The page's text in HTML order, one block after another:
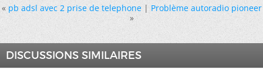
« pb adsl avec 2 prise de telephone|Problème autoradio pioneer
»
DISCUSSIONS SIMILAIRES